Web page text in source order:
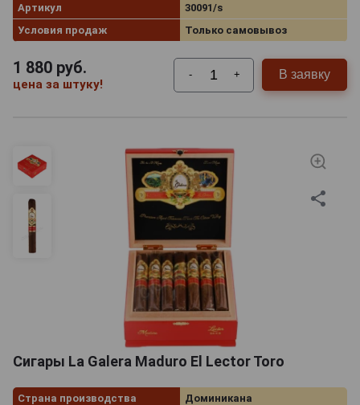
Артикул
30091/s
Условия продаж
Только самовывоз
1 880 руб.
цена за штуку!
- + В заявку
Сигары La Galera Maduro El Lector Toro
Страна производства
Доминикана